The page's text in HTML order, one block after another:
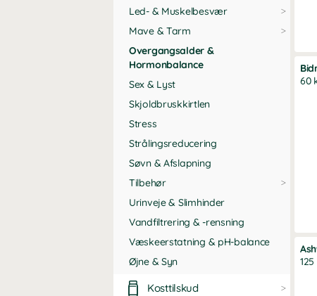
Led- & Muskelbesvær
Mave & Tarm
Overgangsalder &
Hormonbalance
Sex & Lyst
Skjoldbruskkirtlen
Stress
Strålingsreducering
Søvn & Afslapning
Tilbehør
Urinveje & Slimhinder
Vandfiltrering & -rensning
Væskeerstatning & pH-balance
Øjne & Syn
Kosttilskud
60